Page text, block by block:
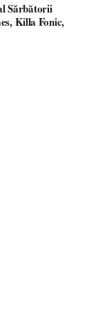
Sărbătorii
Killa Fonic,